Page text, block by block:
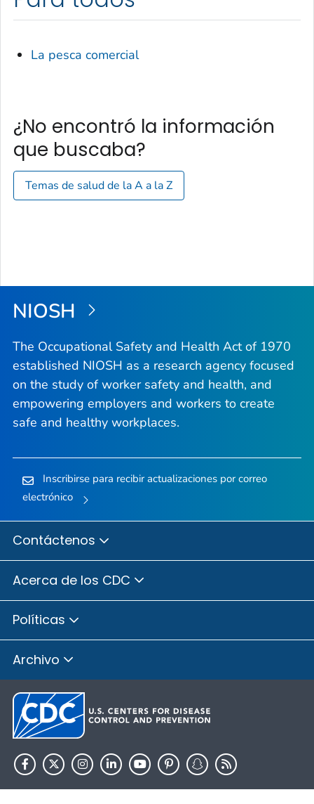
La pesca comercial
¿No encontró la información
que buscaba?
Temas de salud de la A a la Z
NIOSH
The Occupational Safety and Health Act of 1970
established NIOSH as a research agency focused
on the study of worker safety and health, and
empowering employers and workers to create
safe and healthy workplaces.
Inscribirse para recibir actualizaciones por correo
electrónico
Contáctenos
Acerca de los CDC
Políticas
Archivo